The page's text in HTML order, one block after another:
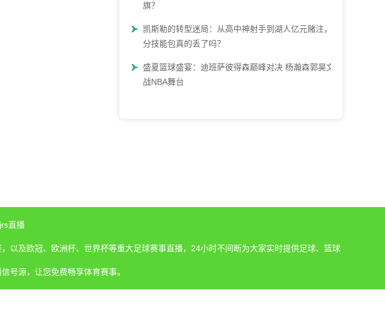
旗？
凯斯勒的转型迷局：从高中神射手到湖人亿元赌注，三
分技能包真的丢了吗？
盛夏篮球盛宴：迪班萨彼得森巅峰对决 杨瀚森郭昊文再
战NBA舞台
jrs直播
以及欧冠、欧洲杯、世界杯等重大足球赛事直播，24小时不间断为大家实时提供足球、篮球
号源，让您免费畅享体育赛事。